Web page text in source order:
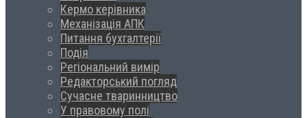
Кермо керівника
Механізація АПК
Питання бухгалтерії
Подія
Регіональний вимір
Редакторський погляд
Сучасне тваринництво
У правовому полі